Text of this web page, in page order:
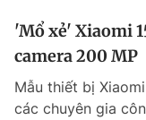
'Mổ xẻ' Xiaomi
camera 200 MP
Mẫu thiết bị
các chuyên gia